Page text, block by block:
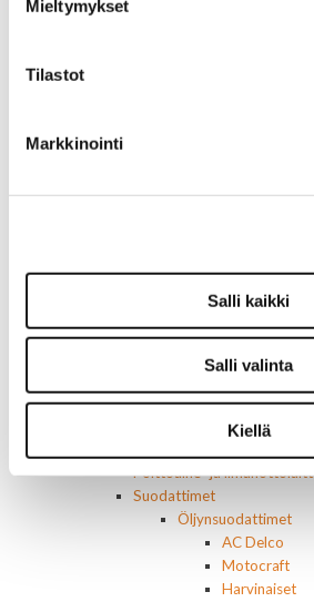
Mieltymykset
Tilastot
Markkinointi
Salli kaikki
Salli valinta
Kiellä
Letkut
Kiinnikkeet ja pidikkeet
Nivelet ja puslat
Alapallonivelet
Raidetangonpäät
Raidetangonpäät
Polttoaine- ja
Suodattimet
Öljynsuodattimet
AC Delco
Motocraft
Harvinaiset